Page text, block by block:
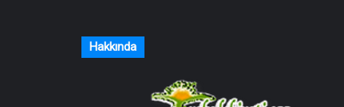
Hakkında